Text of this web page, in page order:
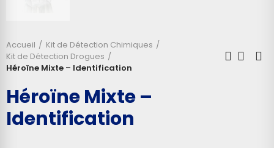
Accueil
Kit de Détection Chimiques
Kit de Détection Drogues
Héroïne Mixte – Identification
Héroïne Mixte –
Identification